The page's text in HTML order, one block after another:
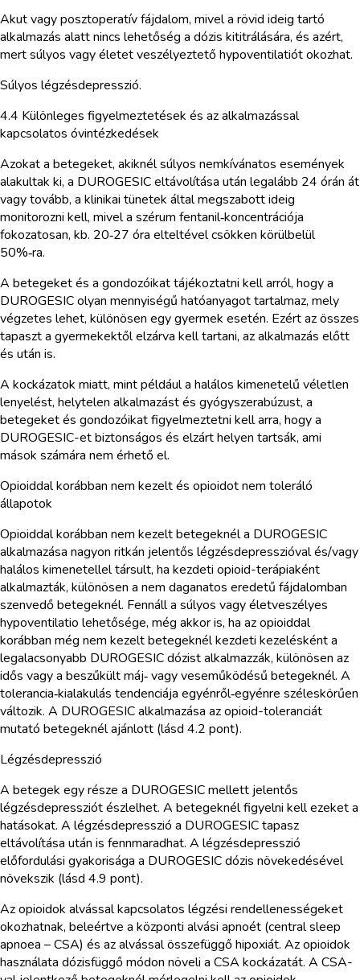
Akut vagy posztoperatív fájdalom, mivel a rövid ideig tartó
alkalmazás alatt nincs lehetőség a dózis kititrálására, és azért,
mert súlyos vagy életet veszélyeztető hypoventilatiót okozhat.
Súlyos légzésdepresszió.
4.4 Különleges figyelmeztetések és az alkalmazással
kapcsolatos óvintézkedések
Azokat a betegeket, akiknél súlyos nemkívánatos események
alakultak ki, a DUROGESIC eltávolítása után legalább 24 órán át
vagy tovább, a klinikai tünetek által megszabott ideig
monitorozni kell, mivel a szérum fentanil‑koncentrációja
fokozatosan, kb. 20‑27 óra elteltével csökken körülbelül
50%‑ra.
A betegeket és a gondozóikat tájékoztatni kell arról, hogy a
DUROGESIC olyan mennyiségű hatóanyagot tartalmaz, mely
végzetes lehet, különösen egy gyermek esetén. Ezért az összes
tapaszt a gyermekektől elzárva kell tartani, az alkalmazás előtt
és után is.
A kockázatok miatt, mint például a halálos kimenetelű véletlen
lenyelést, helytelen alkalmazást és gyógyszerabúzust, a
betegeket és gondozóikat figyelmeztetni kell arra, hogy a
DUROGESIC-et biztonságos és elzárt helyen tartsák, ami
mások számára nem érhető el.
Opioiddal korábban nem kezelt és opioidot nem toleráló
állapotok
Opioiddal korábban nem kezelt betegeknél a DUROGESIC
alkalmazása nagyon ritkán jelentős légzésdepresszióval és/vagy
halálos kimenetellel társult, ha kezdeti opioid-terápiaként
alkalmazták, különösen a nem daganatos eredetű fájdalomban
szenvedő betegeknél. Fennáll a súlyos vagy életveszélyes
hypoventilatio lehetősége, még akkor is, ha az opioiddal
korábban még nem kezelt betegeknél kezdeti kezelésként a
legalacsonyabb DUROGESIC dózist alkalmazzák, különösen az
idős vagy a beszűkült máj‑ vagy veseműködésű betegeknél. A
tolerancia‑kialakulás tendenciája egyénről‑egyénre széleskörűen
változik. A DUROGESIC alkalmazása az opioid-toleranciát
mutató betegeknél ajánlott (lásd 4.2 pont).
Légzésdepresszió
A betegek egy része a DUROGESIC mellett jelentős
légzésdepressziót észlelhet. A betegeknél figyelni kell ezeket a
hatásokat. A légzésdepresszió a DUROGESIC tapasz
eltávolítása után is fennmaradhat. A légzésdepresszió
előfordulási gyakorisága a DUROGESIC dózis növekedésével
növekszik (lásd 4.9 pont).
Az opioidok alvással kapcsolatos légzési rendellenességeket
okozhatnak, beleértve a központi alvási apnoét (central sleep
apnoea – CSA) és az alvással összefüggő hipoxiát. Az opioidok
használata dózisfüggő módon növeli a CSA kockázatát. A CSA-